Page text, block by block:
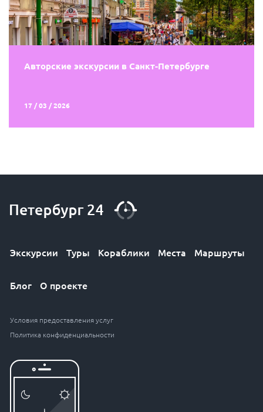
Авторские экскурсии в Санкт-Петербурге
17 / 03 / 2026
Экскурсии Туры Кораблики Места Маршруты
Блог О проекте
Условия предоставления услуг
Политика конфиденциальности